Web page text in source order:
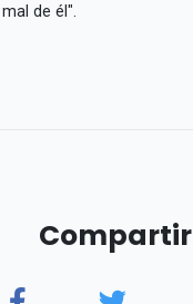
de él".
Compartir